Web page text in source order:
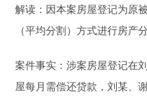
解读：因本案房屋登记为原
（平均分割）方式进行房产分
案件事实：涉案房屋登记在
屋每月需偿还贷款，刘某、